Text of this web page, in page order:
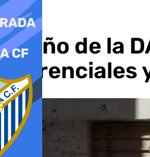
El año de la
torrenciales